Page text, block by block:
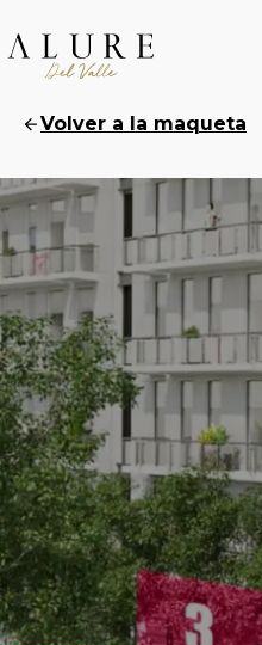
Volver a la maqueta